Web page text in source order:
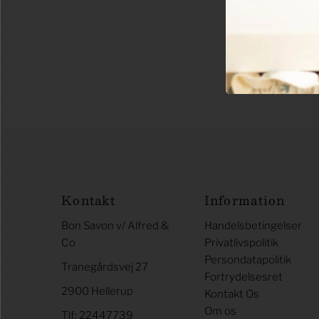
Kontakt
Bon Savon v/ Alfred &
Co
Tranegårdsvej 27
2900 Hellerup
Tlf: 22447739
Information
Handelsbetingelser
Privatlivspolitik
Persondatapolitik
Fortrydelsesret
Kontakt Os
Om os